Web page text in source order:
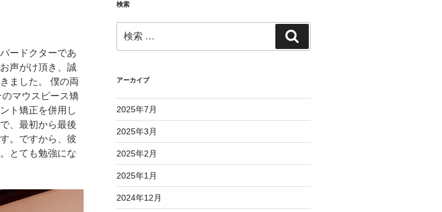
ードクターであ
声がけ頂き、誠
ました。 僕の両
マウスピース矯
ト矯正を併用し
、最初から最後
。ですから、彼
とても勉強にな
検索
索:
索
アーカイブ
2025年7月
2025年3月
2025年2月
2025年1月
2024年12月